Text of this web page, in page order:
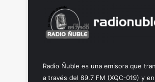
Radio Ñuble es una emisora que
a través del 89.7 FM (XQC-019) y